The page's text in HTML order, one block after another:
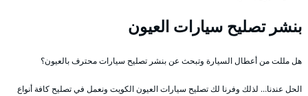
بنشر تصليح سيارات العيون
هل مللت من أعطال السيارة وتبحث عن بنشر تصليح سيارات محترف بالعيون؟
الحل عندنا… لذلك وفرنا لك تصليح سيارات العيون الكويت ونعمل في تصليح كافة أنواع